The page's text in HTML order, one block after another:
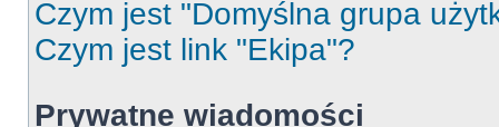
Czym jest "Domyślna grupa
Czym jest link "Ekipa"?
Prywatne wiadomości